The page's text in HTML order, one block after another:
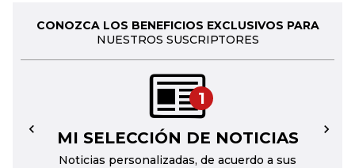
CONOZCA LOS BENEFICIOS EXCLUSIVOS PARA
NUESTROS SUSCRIPTORES
1
MI SELECCIÓN DE NOTICIAS
Noticias personalizadas, de acuerdo a sus
← →